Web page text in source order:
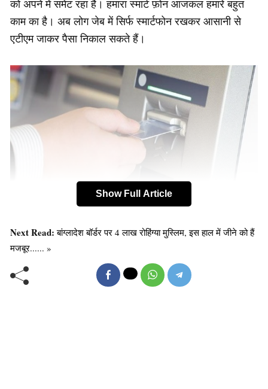
को अपने में समेट रहा है। हमारा स्मार्ट फ़ोन आजकल हमारे बहुत
काम का है। अब लोग जेब में सिर्फ स्मार्टफोन रखकर आसानी से
एटीएम जाकर पैसा निकाल सकते हैं।
दुनिया तेजी से बदल रही है और इस बदलती दुनिया में तकनीक में भी
हर दिन नए बदलाव हो रहे हैं। अब एटीएम से पैसे निकालने का
तरीका भी बदलने वाला है। बैंक और एटीएम पर विशेष ध्यान दिया जा
रहा है ताकि लोगो को कोई दिक्कत ना आये।
Show Full Article
Next Read:बांग्लादेश बॉर्डर पर 4 लाख रोहिंग्या मुस्लिम, इस हाल में जीने को हैं
मजबूर...... »